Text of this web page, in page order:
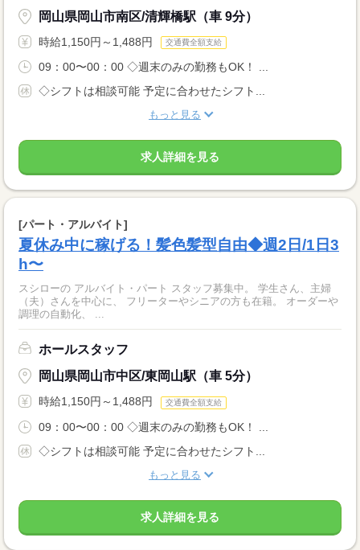
岡山県岡山市南区/清輝橋駅（車 9分）
時給1,150円～1,488円 交通費全額支給
09：00〜00：00 ◇週末のみの勤務もOK！ ...
◇シフトは相談可能 予定に合わせたシフト...
もっと見る
求人詳細を見る
[パート・アルバイト]
夏休み中に稼げる！髪色髪型自由◆週2日/1日3
h〜
スシローの アルバイト・パート スタッフ募集中。 学生さん、主婦
（夫）さんを中心に、 フリーターやシニアの方も在籍。 オーダーや
調理の自動化、 ...
ホールスタッフ
岡山県岡山市中区/東岡山駅（車 5分）
時給1,150円～1,488円 交通費全額支給
09：00〜00：00 ◇週末のみの勤務もOK！ ...
◇シフトは相談可能 予定に合わせたシフト...
もっと見る
求人詳細を見る